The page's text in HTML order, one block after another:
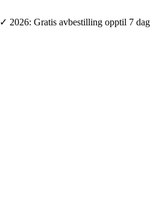
✓ 2026: Gratis avbestilling opptil 7